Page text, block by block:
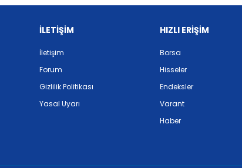
İLETİŞİM
İletişim
Forum
Gizlilik Politikası
Yasal Uyarı
HIZLI ERİŞİM
Borsa
Hisseler
Endeksler
Varant
Haber